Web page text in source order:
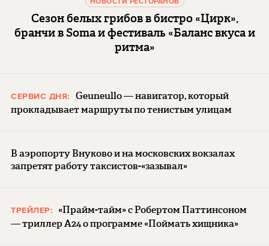
Сезон белых грибов в бистро «Цирк»,
бранчи в Soma и фестиваль «Баланс вкуса и
ритма»
СЕРВИС ДНЯ:
Geuneullo — навигатор, который
прокладывает маршруты по тенистым улицам
В аэропорту Внуково и на московских вокзалах
запретят работу таксистов-«зазывал»
ТРЕЙЛЕР:
«Прайм-тайм» с Робертом Паттинсоном
— триллер A24 о программе «Поймать хищника»